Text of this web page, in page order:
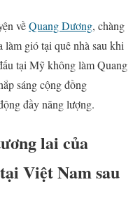
vềQuang Dương, chàng
gió tại quê nhà sau khi
tại Mỹ không làm Quang
sáng cộng đồng
đầy năng lượng.
lai của
Việt Nam sau